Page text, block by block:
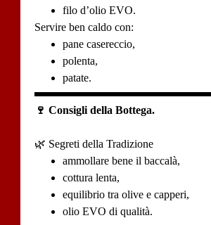
filo d’olio EVO.
Servire ben caldo con:
pane casereccio,
polenta,
patate.
🍷 Consigli della Bottega.
🌿 Segreti della Tradizione
ammollare bene il baccalà,
cottura lenta,
equilibrio tra olive e capperi,
olio EVO di qualità.